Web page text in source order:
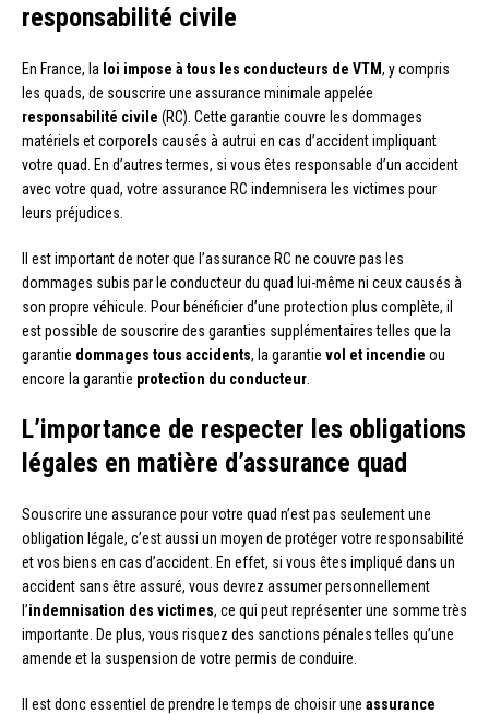
responsabilité civile
En France, la loi impose à tous les conducteurs de VTM, y compris
les quads, de souscrire une assurance minimale appelée
responsabilité civile (RC). Cette garantie couvre les dommages
matériels et corporels causés à autrui en cas d’accident impliquant
votre quad. En d’autres termes, si vous êtes responsable d’un accident
avec votre quad, votre assurance RC indemnisera les victimes pour
leurs préjudices.
Il est important de noter que l’assurance RC ne couvre pas les
dommages subis par le conducteur du quad lui-même ni ceux causés à
son propre véhicule. Pour bénéficier d’une protection plus complète, il
est possible de souscrire des garanties supplémentaires telles que la
garantie dommages tous accidents, la garantie vol et incendie ou
encore la garantie protection du conducteur
L’importance de respecter les obligations
légales en matière d’assurance quad
Souscrire une assurance pour votre quad n’est pas seulement une
obligation légale, c’est aussi un moyen de protéger votre responsabilité
et vos biens en cas d’accident. En effet, si vous êtes impliqué dans un
accident sans être assuré, vous devrez assumer personnellement
l’indemnisation des victimes, ce qui peut représenter une somme très
importante. De plus, vous risquez des sanctions pénales telles qu’une
amende et la suspension de votre permis de conduire.
Il est donc essentiel de prendre le temps de choisir une assurance